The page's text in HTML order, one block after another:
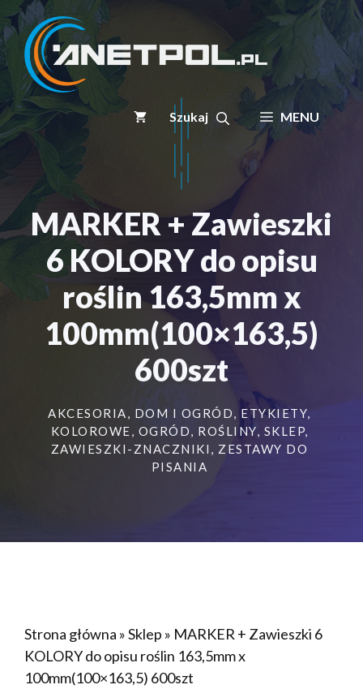
Przejdź
do
treści
MENU
MARKER + Zawieszki
6 KOLORY do opisu
roślin 163,5mm x
100mm(100×163,5)
600szt
AKCESORIA, DOM I OGRÓD, ETYKIETY,
KOLOROWE, OGRÓD, ROŚLINY, SKLEP,
ZAWIESZKI-ZNACZNIKI , ZESTAWY DO
PISANIA
Strona główna »Sklep » MARKER + Zawieszki 6
KOLORY do opisu roślin 163,5mm x
100mm(100×163,5) 600szt